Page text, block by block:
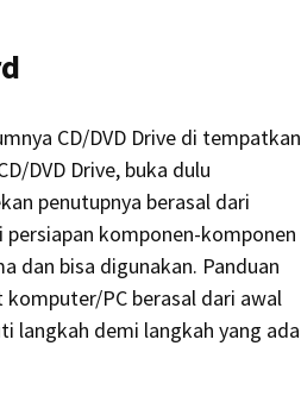
CD/DVD Drive di tempatkan
DVD Drive, buka dulu
penutupnya berasal dari
komponen-komponen
dan bisa digunakan. Panduan
PC berasal dari awal
langkah demi langkah yang ada